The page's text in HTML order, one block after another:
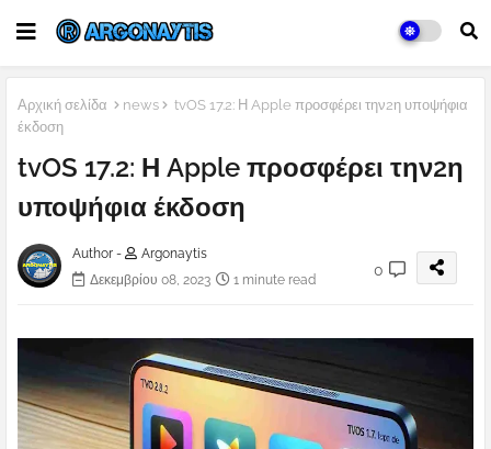
Αρχική σελίδα news
tvOS 17.2: Η Apple προσφέρει την2η υποψήφια
έκδοση
tvOS 17.2: Η Apple προσφέρει την2η
υποψήφια έκδοση
Author -
Argonaytis
Δεκεμβρίου 08, 2023
1 minute read
0